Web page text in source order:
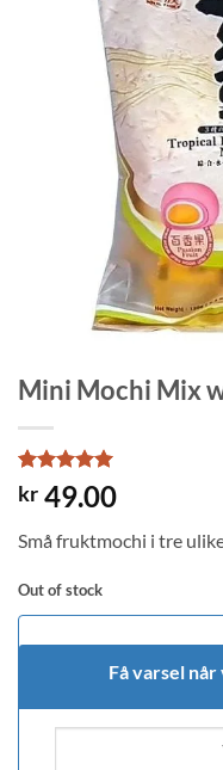
Mini Mochi Mix
Rated5
out of 5
2
customer
kr 49.00
Små fruktmochi i tre
Out of stock
Få varsel